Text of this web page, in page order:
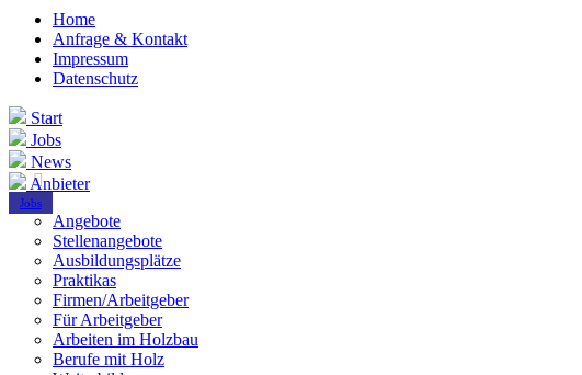
Jobs
Angebote
Stellenangebote
Ausbildungsplätze
Praktikas
Firmen/Arbeitgeber
Für Arbeitgeber
Arbeiten im Holzbau
Berufe mit Holz
Home
Anfrage & Kontakt
Impressum
Datenschutz
Start
Jobs
News
Anbieter